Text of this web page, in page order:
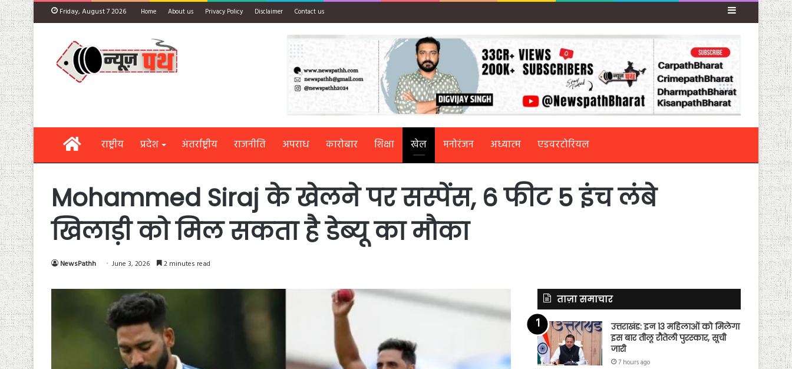
Friday, August 7 2026 Home About us Privacy Policy Disclaimer Contact us Sidebar
Homeराष्ट्रीय प्रदेश अंतर्राष्ट्रीय राजनीति अपराध कारोबार शिक्षा खेल मनोरंजन अध्यात्म एडवरटोरियल
Mohammed Siraj के खेलने पर सस्पेंस, 6 फीट 5 इंच लंबे
खिलाड़ी को मिल सकता है डेब्यू का मौका
NewsPathh June 3, 2026 2 minutes read
ताज़ा समाचार
उत्तराखंड: इन 13 महिलाओं को मिलेगा
इस बार तीलू रौतेली पुरस्कार, सूची
जारी
7 hours ago